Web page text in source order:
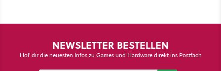
NEWSLETTER BESTELLEN
Hol' dir die neuesten Infos zu Games und Hardware direkt ins Postfach